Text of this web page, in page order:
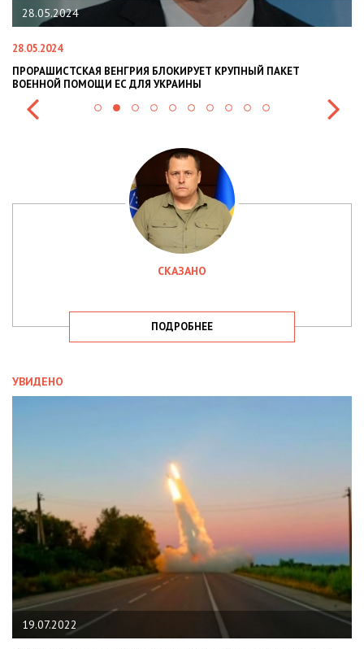
28.05.2024
28.05.2024
ПРОРАШИСТСКАЯ ВЕНГРИЯ БЛОКИРУЕТ КРУПНЫЙ ПАКЕТ
ВОЕННОЙ ПОМОЩИ ЕС ДЛЯ УКРАИНЫ
СКАЗАНО
ПОДРОБНЕЕ
УВИДЕНО
19.07.2022